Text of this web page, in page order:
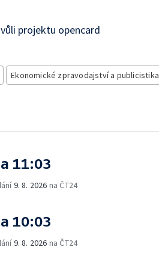
projektu opencard
Ekonomické zpravodajství a publicistika
11:03
9. 8. 2026 na ČT24
10:03
9. 8. 2026 na ČT24